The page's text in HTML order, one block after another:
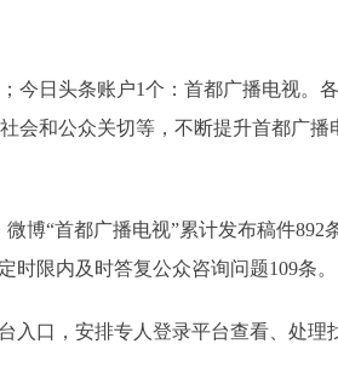
日头条账户1个：首都广播电视。
会和公众关切等，不断提升首都广播
博“首都广播电视”累计发布稿件892
时限内及时答复公众咨询问题109条。
口，安排专人登录平台查看、处理